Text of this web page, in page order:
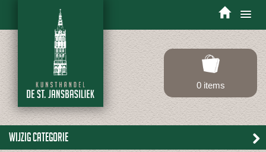
Toggle
0 items
Wijzig categorie